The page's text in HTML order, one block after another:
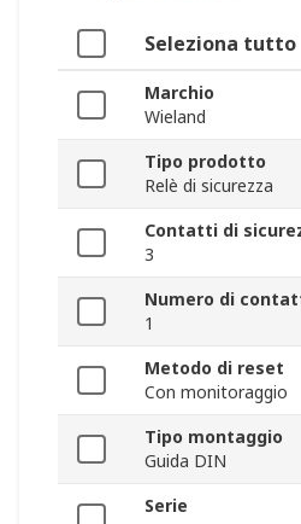
Seleziona tutto
Marchio
Wieland
Tipo prodotto
Relè di sicurezza
Contatti di
3
Numero di
1
Metodo di reset
Con monitoraggio
Tipo montaggio
Guida DIN
Serie